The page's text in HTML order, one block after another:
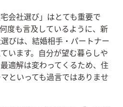
会社選び」はとても重要で
度も言及しているように、新
びは、結婚相手・パートナー
います。自分が望む暮らしや
適解は変わってくるため、住
といっても過言ではありませ